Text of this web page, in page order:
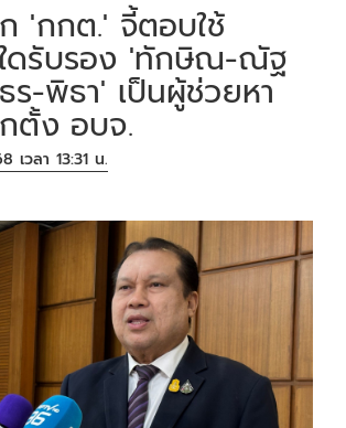
'กกต.' จี้ตอบใช้
ดรับรอง 'ทักษิณ-ณัฐ
-พิธา' เป็นผู้ช่วยหา
ตั้ง อบจ.
เวลา 13:31 น.